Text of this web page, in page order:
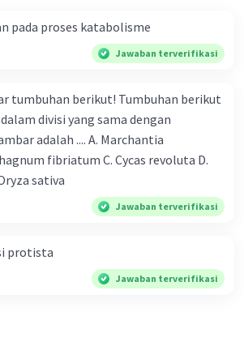
pada proses katabolisme
Jawaban terverifikasi
tumbuhan berikut! Tumbuhan berikut
divisi yang sama dengan
adalah .... A. Marchantia
fibriatum C. Cycas revoluta D.
sativa
Jawaban terverifikasi
protista
Jawaban terverifikasi